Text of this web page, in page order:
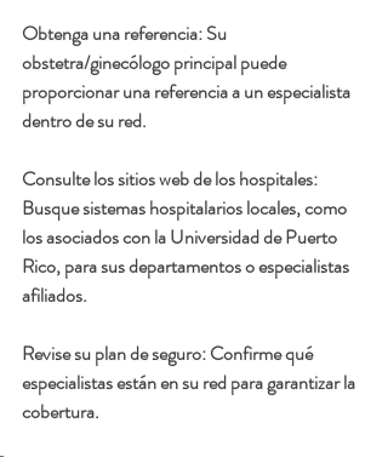
Obtenga una referencia: Su
obstetra/ginecólogo principal puede
proporcionar una referencia a un especialista
dentro de su red.
Consulte los sitios web de los hospitales:
Busque sistemas hospitalarios locales, como
los asociados con la Universidad de Puerto
Rico, para sus departamentos o especialistas
afiliados.
Revise su plan de seguro: Confirme qué
especialistas están en su red para garantizar la
cobertura.